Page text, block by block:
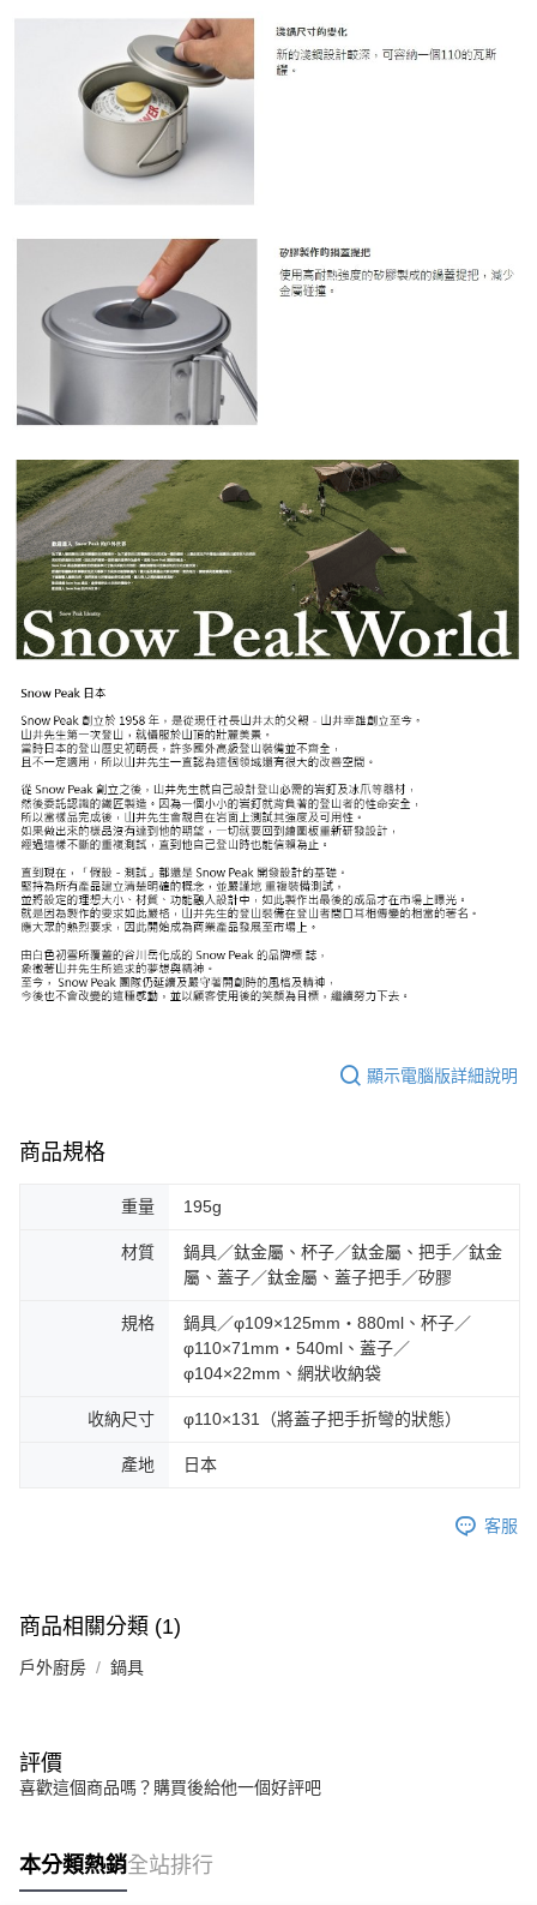
顯示電腦版詳細說明
商品規格
重量 195g
材質
鍋具／鈦金屬、杯子／鈦金屬、把手／鈦金
屬、蓋子／鈦金屬、蓋子把手／矽膠
規格
鍋具／φ109×125mm‧880ml、杯子／
φ110×71mm・540ml、蓋子／
φ104×22mm、網狀收納袋
收納尺寸 φ110×131（將蓋子把手折彎的狀態）
產地 日本
客服
商品相關分類 (1)
戶外廚房 鍋具
評價
喜歡這個商品嗎？購買後給他一個好評吧
本分類熱銷全站排行